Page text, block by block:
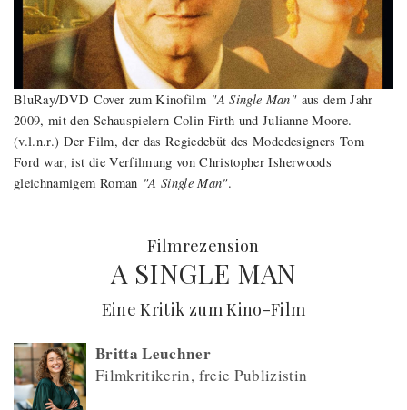
BluRay/DVD Cover zum Kinofilm "A Single Man"aus dem Jahr
2009, mit den Schauspielern Colin Firth und Julianne Moore.
(v.l.n.r.) Der Film, der das Regiedebüt des Modedesigners Tom
Ford war, ist die Verfilmung von Christopher Isherwoods
gleichnamigem Roman "A Single Man".
Filmrezension
A SINGLE MAN
(
Eine Kritik zum Kino-Film
Britta Leuchner
Filmkritikerin, freie Publizistin